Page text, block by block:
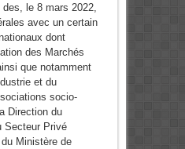
des, le 8 mars 2022,
avec un certain
dont
des Marchés
que notamment
et du
socio-
Direction du
Secteur Privé
Ministère de